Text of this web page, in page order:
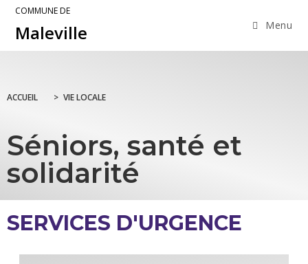
COMMUNE DE
Maleville Menu
ACCUEIL > VIE LOCALE
Séniors, santé et
solidarité
SERVICES D'URGENCE